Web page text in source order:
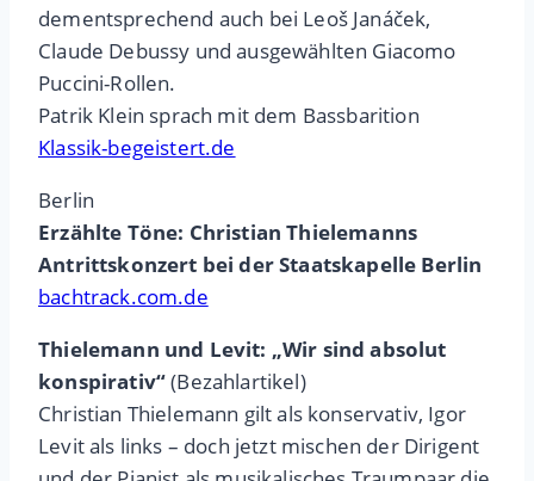
dementsprechend auch bei Leoš Janáček,
Claude Debussy und ausgewählten Giacomo
Puccini-Rollen.
Patrik Klein sprach mit dem Bassbarition
Klassik-begeistert.de
Berlin
Erzählte Töne: Christian Thielemanns
Antrittskonzert bei der Staatskapelle Berlin
bachtrack.com.de
Thielemann und Levit: „Wir sind absolut
konspirativ“(Bezahlartikel)
Christian Thielemann gilt als konservativ, Igor
Levit als links – doch jetzt mischen der Dirigent